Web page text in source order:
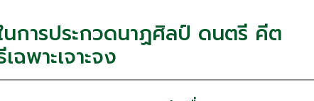
การประกวดนาฏศิลป์ ดนตรี คีต
พาะเจาะจง